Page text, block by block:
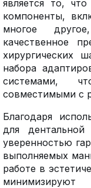
является то,
компоненты,
многое
качественное
хирургических
набора
системами,
совместимыми с
Благодаря
для
уверенностью
выполняемых
работе в
минимизируют